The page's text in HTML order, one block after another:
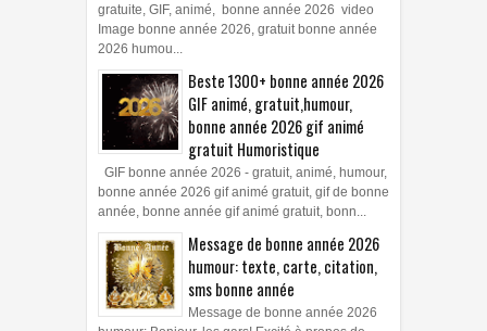
gratuite, GIF, animé, bonne année 2026 video
Image bonne année 2026, gratuit bonne année
2026 humou...
Beste 1300+ bonne année 2026
GIF animé, gratuit,humour,
bonne année 2026 gif animé
gratuit Humoristique
GIF bonne année 2026 - gratuit, animé, humour,
bonne année 2026 gif animé gratuit, gif de bonne
année, bonne année gif animé gratuit, bonn...
Message de bonne année 2026
humour: texte, carte, citation,
sms bonne année
Message de bonne année 2026